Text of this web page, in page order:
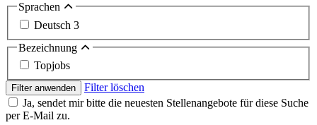
Sprachen
Deutsch 3
Bezeichnung
Topjobs
Filter anwenden
Filter löschen
Ja, sendet mir bitte die neuesten Stellenangebote für diese Suche
per E-Mail zu.